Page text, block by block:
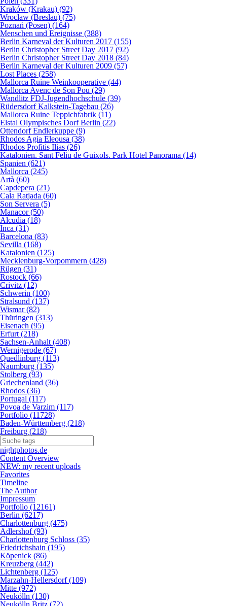
Kraków (Krakau) (92)
Wrocław (Breslau) (75)
Poznań (Posen) (164)
Menschen und Ereignisse (388)
Berlin Karneval der Kulturen 2017 (155)
Berlin Christopher Street Day 2017 (92)
Berlin Christopher Street Day 2018 (84)
Berlin Karneval der Kulturen 2009 (57)
Lost Places (258)
Mallorca Ruine Weinkooperative (44)
Mallorca Avenc de Son Pou (29)
Wandlitz FDJ-Jugendhochschule (39)
Rüdersdorf Kalkstein-Tagebau (26)
Mallorca Ruine Teppichfabrik (11)
Elstal Olympisches Dorf Berlin (22)
Ottendorf Endlerkuppe (9)
Rhodos Agia Eleousa (38)
Rhodos Profitis Ilias (26)
Katalonien. Sant Feliu de Guixols. Park Hotel Panorama (14)
Spanien (621)
Mallorca (245)
Artà (60)
Capdepera (21)
Cala Ratjada (60)
Son Servera (5)
Manacor (50)
Alcudia (18)
Inca (31)
Barcelona (83)
Sevilla (168)
Katalonien (125)
Mecklenburg-Vorpommern (428)
Rügen (31)
Rostock (66)
Crivitz (12)
Schwerin (100)
Stralsund (137)
Wismar (82)
Thüringen (313)
Eisenach (95)
Erfurt (218)
Sachsen-Anhalt (408)
Wernigerode (67)
Quedlinburg (113)
Naumburg (135)
Stolberg (93)
Griechenland (36)
Rhodos (36)
Portugal (117)
Povoa de Varzim (117)
Portfolio (11728)
Baden-Württemberg (218)
Freiburg (218)
nightphotos.de
Content Overview
NEW: my recent uploads
Favorites
Timeline
The Author
Impressum
Portfolio (12161)
Berlin (6217)
Charlottenburg (475)
Adlershof (93)
Charlottenburg Schloss (35)
Friedrichshain (195)
Köpenick (86)
Kreuzberg (442)
Lichtenberg (125)
Marzahn-Hellersdorf (109)
Mitte (972)
Neukölln (130)
Neukölln Britz (72)